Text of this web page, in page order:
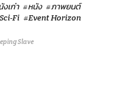
เก่า #หนัง #ภาพยนต์
Fi #Event Horizon
Slave